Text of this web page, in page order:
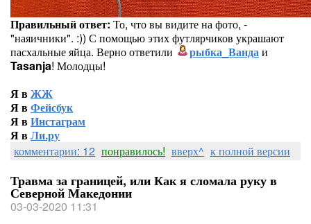
Правильный ответ: То, что вы видите на фото, -
"наяичники". :)) С помощью этих футлярчиков украшают
пасхальные яйца. Верно ответили
рыбка_Вандаи
Tasanja! Молодцы!
Я вЖЖ
Я вФейсбук
Я вИнстаграм
Я вЛи.ру
комментарии: 12 понравилось! вверх^ к полной версии
Травма за границей, или Как я сломала руку в
Северной Македонии
03-03-2020 11:31